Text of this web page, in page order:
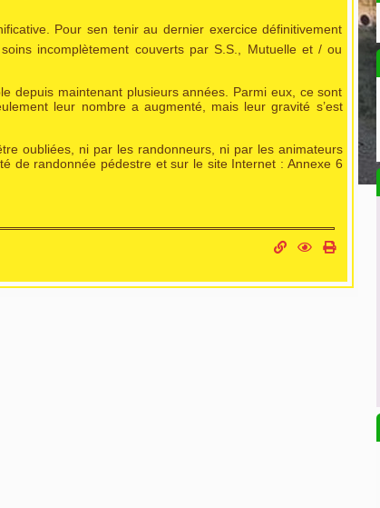
Pour sen tenir au dernier exercice définitivement
incomplètement couverts par S.S., Mutuelle et / ou
depuis maintenant plusieurs années. Parmi eux, ce sont
leur nombre a augmenté, mais leur gravité s’est
oubliées, ni par les randonneurs, ni par les animateurs
de randonnée pédestre et sur le site Internet : Annexe 6